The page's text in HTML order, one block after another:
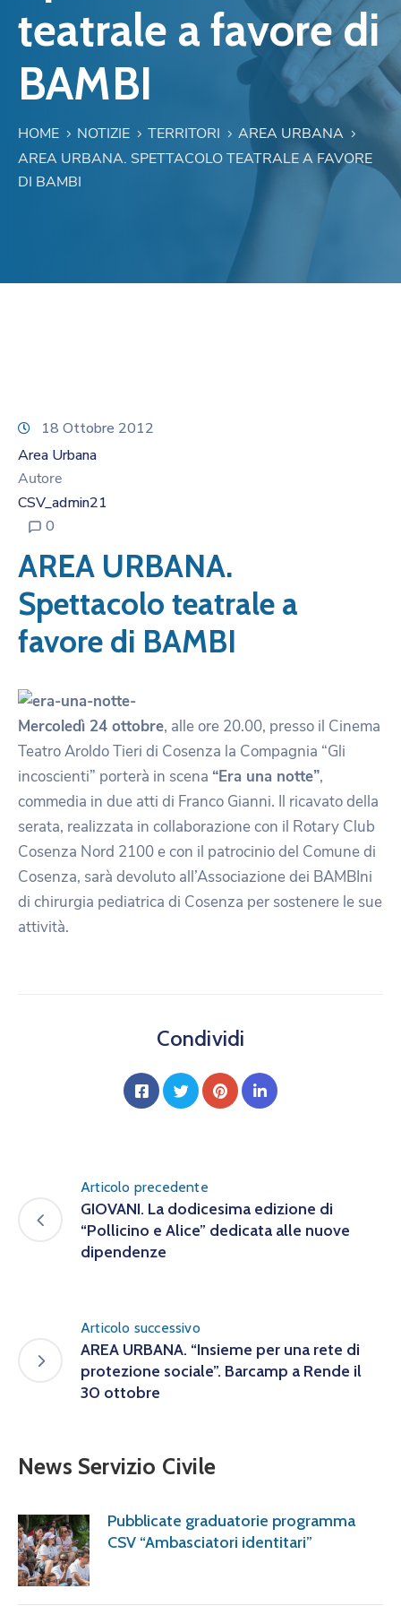
teatrale a favore di
BAMBI
HOME NOTIZIE TERRITORI
AREA URBANA
AREA URBANA. SPETTACOLO TEATRALE A FAVORE
DI BAMBI
18 Ottobre 2012
Area Urbana
Autore
CSV_admin21
0
AREA URBANA.
Spettacolo teatrale a
favore di BAMBI
Mercoledì 24 ottobre, alle ore 20.00, presso il Cinema
Teatro Aroldo Tieri di Cosenza la Compagnia “Gli
incoscienti” porterà in scena “Era una notte”,
commedia in due atti di Franco Gianni. Il ricavato della
serata, realizzata in collaborazione con il Rotary Club
Cosenza Nord 2100 e con il patrocinio del Comune di
Cosenza, sarà devoluto all’Associazione dei BAMBIni
di chirurgia pediatrica di Cosenza per sostenere le sue
attività.
Condividi
Articolo precedente
GIOVANI. La dodicesima edizione di
“Pollicino e Alice” dedicata alle nuove
dipendenze
Articolo successivo
AREA URBANA. “Insieme per una rete di
protezione sociale”. Barcamp a Rende il
30 ottobre
News Servizio Civile
Pubblicate graduatorie programma
CSV “Ambasciatori identitari”